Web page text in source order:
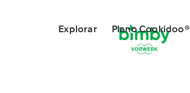
Explorar Plano Cookidoo®